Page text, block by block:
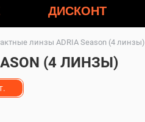
ДИСКОНТ
линзы ADRIA Season (4 линзы)
(4 ЛИНЗЫ)